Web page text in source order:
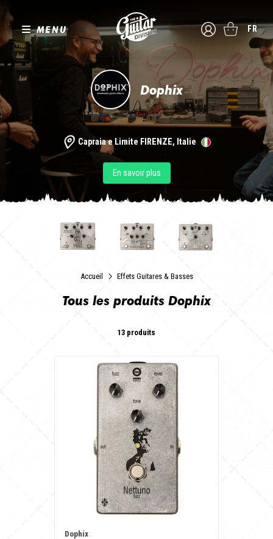
MENU FR
Dophix
Capraia e Limite FIRENZE, Italie
En savoir plus
Accueil Effets Guitares & Basses
Tous les produits Dophix
13 produits
Dophix